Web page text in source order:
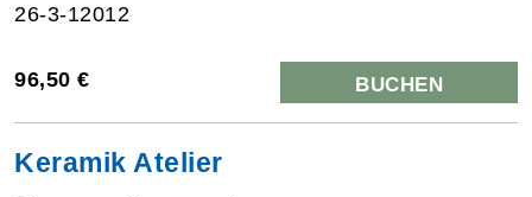
26-3-12012
96,50 € BUCHEN
Keramik Atelier